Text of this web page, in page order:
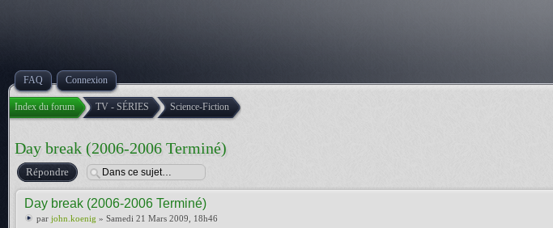
FAQ Connexion
Index du forum TV - SÉRIES Science-Fiction
Day break (2006-2006 Terminé)
Répondre
Day break (2006-2006 Terminé)
par john.koenig » Samedi 21 Mars 2009, 18h46